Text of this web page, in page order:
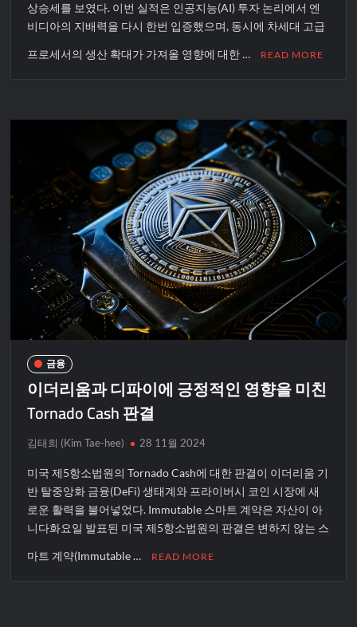
상승세를 보였다. 이번 실적은 인공지능(AI) 투자 논리에서 엔
비디아의 지배력을 다시 한번 입증했으며, 동시에 차세대 고급
프로세서의 생산 확대가 가져올 영향에 대한 … READ MORE
금융
이더리움과 디파이에 긍정적인 영향을 미친
Tornado Cash 판결
김태희 (Kim Tae-hee) 28 11월 2024
미국 제5항소법원의 Tornado Cash에 대한 판결이 이더리움 기
반 탈중앙화 금융(DeFi) 생태계와 프라이버시 코인 시장에 새
로운 활력을 불어넣었다. Immutable 스마트 계약은 자산이 아
니다화요일 발표된 미국 제5항소법원의 판결은 변하지 않는 스
마트 계약(Immutable … READ MORE